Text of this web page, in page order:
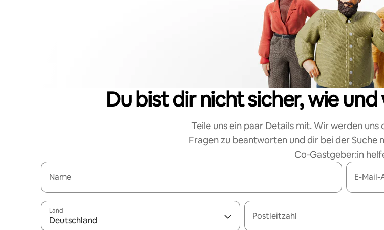
Du bist dir nicht sicher, wie
Teile uns ein paar Details mit. Wir werden uns
Fragen zu beantworten und dir bei der Suche
Co‑Gastgeber:in
Name E-Mail-
Land
Deutschland Postleitzahl